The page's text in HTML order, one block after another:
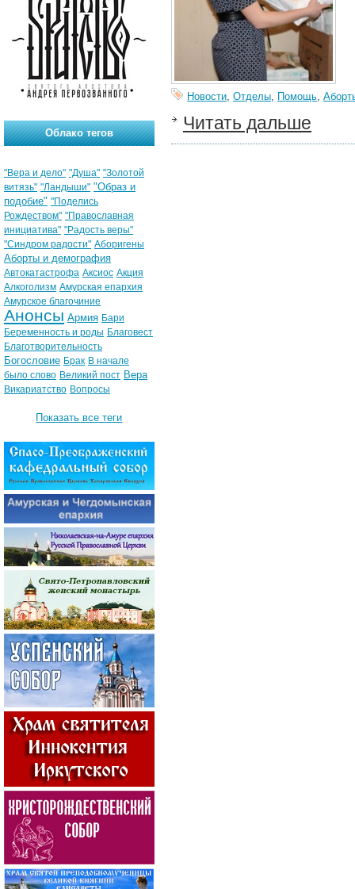
Новости, Отделы, Помощь,
Читать дальше
Облако тегов
"Вера и дело" "Душа" "Золотой
витязь" "Ландыши" "Образ и
подобие" "Поделись
Рождеством" "Православная
инициатива" "Радость веры"
"Синдром радости" Аборигены
Аборты и демография
Автокатастрофа Аксиос Акция
Алкоголизм Амурская епархия
Амурское благочиние
Анонсы Армия Бари
Беременность и роды Благовест
Благотворительность
Богословие Брак В начале
было слово Великий пост Вера
Викариатство Вопросы
Показать все теги